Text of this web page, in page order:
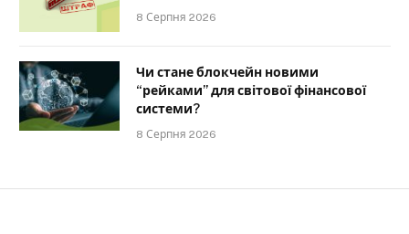
8 Серпня 2026
Чи стане блокчейн новими
“рейками” для світової фінансової
системи?
8 Серпня 2026